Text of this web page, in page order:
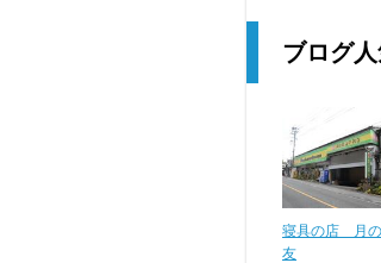
ブログ
寝具の店 月の
友